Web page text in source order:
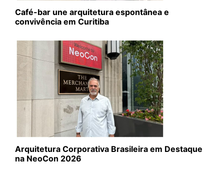
Café-bar une arquitetura espontânea e
convivência em Curitiba
Arquitetura Corporativa Brasileira em Destaque
na NeoCon 2026